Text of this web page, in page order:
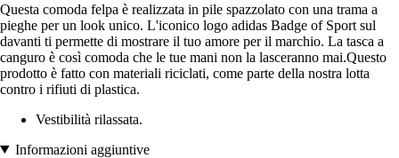
Questa comoda felpa è realizzata in pile spazzolato con una trama a
pieghe per un look unico. L'iconico logo adidas Badge of Sport sul
davanti ti permette di mostrare il tuo amore per il marchio. La tasca a
canguro è così comoda che le tue mani non la lasceranno mai.Questo
prodotto è fatto con materiali riciclati, come parte della nostra lotta
contro i rifiuti di plastica.
Vestibilità rilassata.
Informazioni aggiuntive